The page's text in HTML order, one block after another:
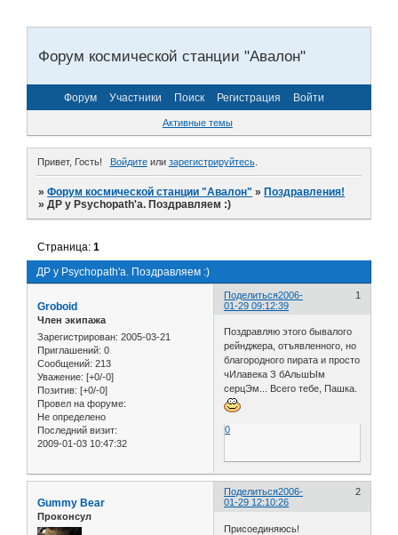
Форум космической станции "Авалон"
Форум Участники Поиск Регистрация Войти
Активные темы
Привет, Гость! Войдитеили зарегистрируйтесь.
»Форум космической станции "Авалон" »Поздравления!
»ДР у Psychopath'а. Поздравляем :)
ДР у Psychopath'а. Поздравляем :)
Страница:1
Поделиться 1
2006-
01-29 09:12:39
Groboid
Член экипажа
Зарегистрирован: 2005-03-21
Приглашений: 0
Сообщений: 213
Уважение: [+0/-0]
Позитив: [+0/-0]
Провел на форуме:
Не определено
Последний визит:
2009-01-03 10:47:32
Поздравляю этого бывалого
рейнджера, отъявленного, но
благородного пирата и просто
чИлавека З бАльшЫм
серцЭм... Всего тебе, Пашка.
0
Поделиться 2
2006-
01-29 12:10:26
Gummy Bear
Проконсул
Присоединяюсь!